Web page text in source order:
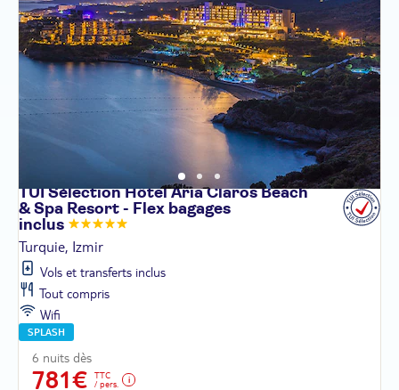
TUI Sélection Hôtel Aria Claros Beach
& Spa Resort - Flex bagages
inclus
Turquie, Izmir
Vols et transferts inclus
Tout compris
Wifi
SPLASH
6 nuits dès
781€
TTC
/ pers.